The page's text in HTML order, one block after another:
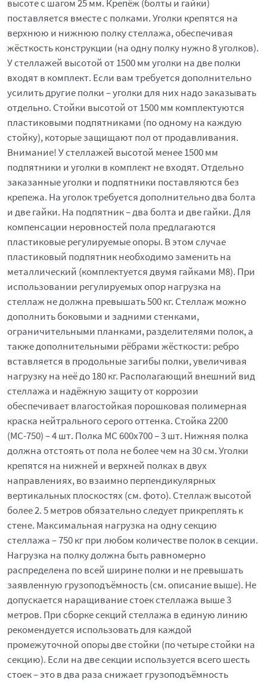
высоте с шагом 25 мм. Крепёж (болты и гайки)
поставляется вместе с полками. Уголки крепятся на
верхнюю и нижнюю полку стеллажа, обеспечивая
жёсткость конструкции (на одну полку нужно 8 уголков).
У стеллажей высотой от 1500 мм уголки на две полки
входят в комплект. Если вам требуется дополнительно
усилить другие полки – уголки для них надо заказывать
отдельно. Стойки высотой от 1500 мм комплектуются
пластиковыми подпятниками (по одному на каждую
стойку), которые защищают пол от продавливания.
Внимание! У стеллажей высотой менее 1500 мм
подпятники и уголки в комплект не входят. Отдельно
заказанные уголки и подпятники поставляются без
крепежа. На уголок требуется дополнительно два болта
и две гайки. На подпятник – два болта и две гайки. Для
компенсации неровностей пола предлагаются
пластиковые регулируемые опоры. В этом случае
пластиковый подпятник необходимо заменить на
металлический (комплектуется двумя гайками М8). При
использовании регулируемых опор нагрузка на
стеллаж не должна превышать 500 кг. Стеллаж можно
дополнить боковыми и задними стенками,
ограничительными планками, разделителями полок, а
также дополнительными рёбрами жёсткости: ребро
вставляется в продольные загибы полки, увеличивая
нагрузку на неё до 180 кг. Располагающий внешний вид
стеллажа и надёжную защиту от коррозии
обеспечивает влагостойкая порошковая полимерная
краска нейтрального серого оттенка. Стойка 2200
(МС-750) – 4 шт. Полка МС 600x700 – 3 шт. Нижняя полка
должна отстоять от пола не более чем на 30 см. Уголки
крепятся на нижней и верхней полках в двух
направлениях, во взаимно перпендикулярных
вертикальных плоскостях (см. фото). Стеллаж высотой
более 2. 5 метров обязательно следует прикреплять к
стене. Максимальная нагрузка на одну секцию
стеллажа – 750 кг при любом количестве полок в секции.
Нагрузка на полку должна быть равномерно
распределена по всей ширине полки и не превышать
заявленную грузоподъёмность (см. описание выше). Не
допускается наращивание стоек стеллажа выше 3
метров. При сборке секций стеллажа в единую линию
рекомендуется использовать для каждой
промежуточной опоры две стойки (по четыре стойки на
секцию). Если на две секции используется всего шесть
стоек – это в два раза снижает грузоподъёмность